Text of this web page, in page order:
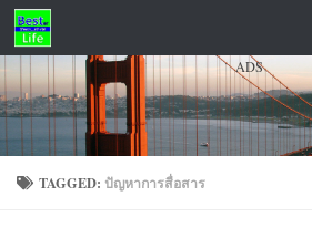
Skip to content
ADS
TAGGED:ปัญหาการสื่อสาร